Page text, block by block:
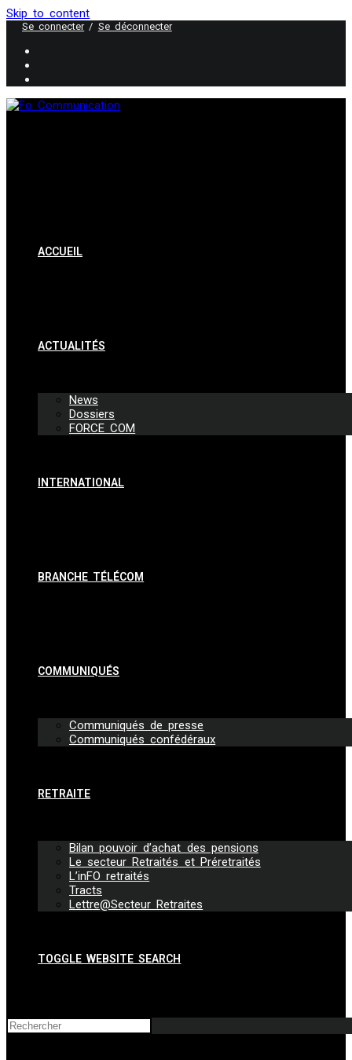
Skip to content
Se connecter/ Se déconnecter
ACCUEIL
ACTUALITÉS
News
Dossiers
FORCE COM
INTERNATIONAL
BRANCHE TÉLÉCOM
COMMUNIQUÉS
Communiqués de presse
Communiqués confédéraux
RETRAITE
Bilan pouvoir d’achat des pensions
Le secteur Retraités et Préretraités
L’inFO retraités
Tracts
Lettre@Secteur Retraites
TOGGLE WEBSITE SEARCH